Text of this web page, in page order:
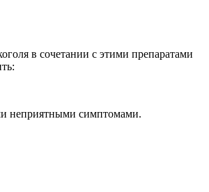
в сочетании с этими препаратами
неприятными симптомами.